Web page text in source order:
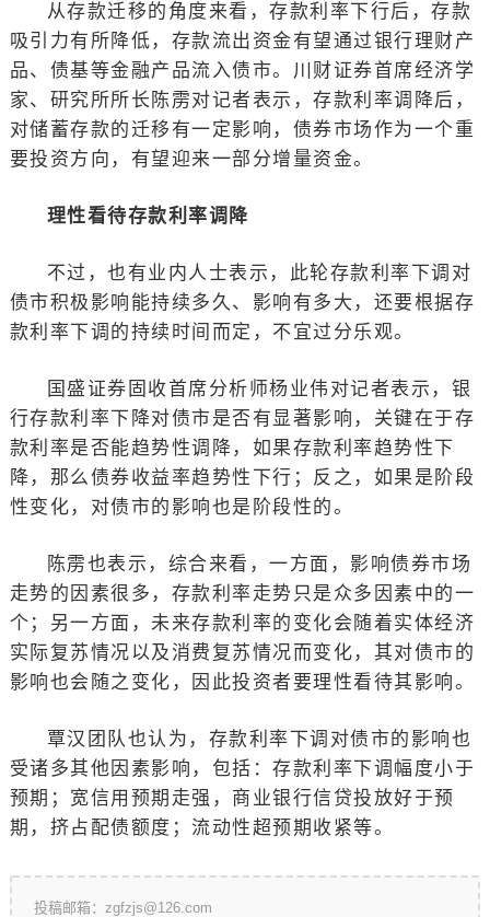
从存款迁移的角度来看，存款利率下行后，存款
吸引力有所降低，存款流出资金有望通过银行理财产
品、债基等金融产品流入债市。川财证券首席经济学
家、研究所所长陈雳对记者表示，存款利率调降后，
对储蓄存款的迁移有一定影响，债券市场作为一个重
要投资方向，有望迎来一部分增量资金。
理性看待存款利率调降
不过，也有业内人士表示，此轮存款利率下调对
债市积极影响能持续多久、影响有多大，还要根据存
款利率下调的持续时间而定，不宜过分乐观。
国盛证券固收首席分析师杨业伟对记者表示，银
行存款利率下降对债市是否有显著影响，关键在于存
款利率是否能趋势性调降，如果存款利率趋势性下
降，那么债券收益率趋势性下行；反之，如果是阶段
性变化，对债市的影响也是阶段性的。
陈雳也表示，综合来看，一方面，影响债券市场
走势的因素很多，存款利率走势只是众多因素中的一
个；另一方面，未来存款利率的变化会随着实体经济
实际复苏情况以及消费复苏情况而变化，其对债市的
影响也会随之变化，因此投资者要理性看待其影响。
覃汉团队也认为，存款利率下调对债市的影响也
受诸多其他因素影响，包括：存款利率下调幅度小于
预期；宽信用预期走强，商业银行信贷投放好于预
期，挤占配债额度；流动性超预期收紧等。
投稿邮箱：zgfzjs@126.com